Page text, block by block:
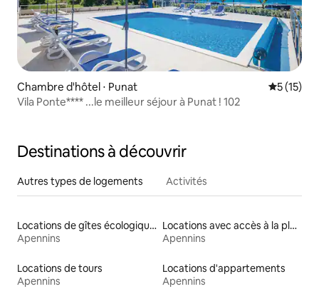
Chambre d'hôtel ⋅ Punat
5 (15)
Vila Ponte**** ...le meilleur séjour à Punat ! 102
Destinations à découvrir
Autres types de logements Activités
Locations de gîtes écologiques
Apennins
Locations avec accès à la plage
Apennins
Locations de tours
Apennins
Locations d'appartements
Apennins